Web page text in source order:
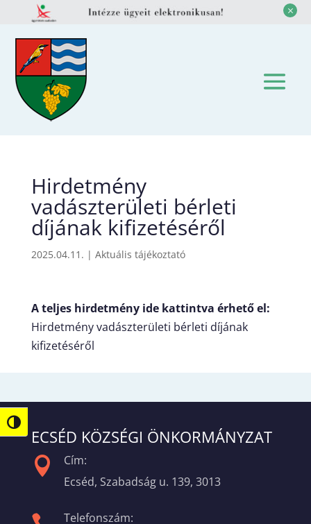
Nagy kontraszt váltása
M
Hirdetmény
vadászterületi bérleti
díjának kifizetéséről
2025.04.11. | Aktuális tájékoztató
A teljes hirdetmény ide kattintva érhető el:
Hirdetmény vadászterületi bérleti díjának
kifizetéséről
ECSÉD KÖZSÉGI ÖNKORMÁNYZAT

Cím:
Ecséd, Szabadság u. 139, 3013
Telefonszám: